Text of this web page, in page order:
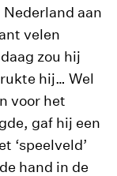
aan
velen
zou hij
hij… Wel
voor het
gaf hij een
‘speelveld’
hand in de